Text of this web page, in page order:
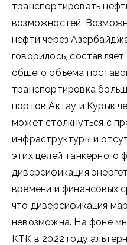
транспортировать
возможностей.
нефти через
говорилось,
общего объема
транспортировка
портов Актау и Курык
может столкнуться с
инфраструктуры и
этих целей танкерного
диверсификация
времени и финансовых
что диверсификация
невозможна. На фоне
КТК в 2022 году